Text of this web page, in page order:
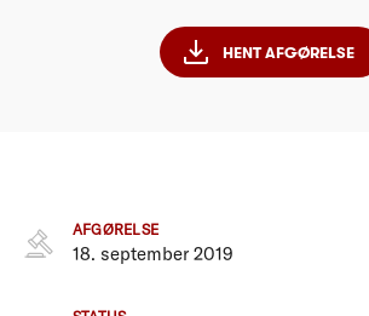
HENT AFGØRELSE
AFGØRELSE
18. september 2019